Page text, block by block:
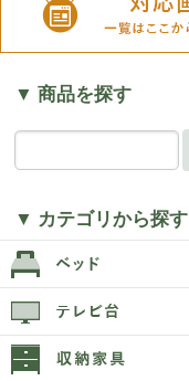
▼ 商品を探す
▼ カテゴリから探す